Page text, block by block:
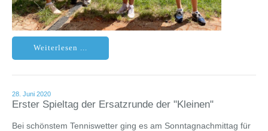
Weiterlesen ...
28. Juni 2020
Erster Spieltag der Ersatzrunde der "Kleinen"
Bei schönstem Tenniswetter ging es am Sonntagnachmittag für